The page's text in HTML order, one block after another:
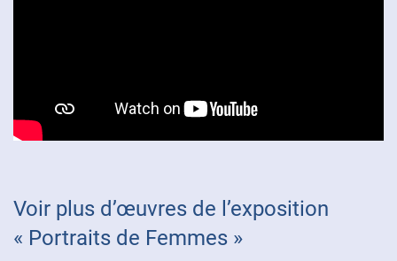
Voir plus d’œuvres de l’exposition
« Portraits de Femmes »